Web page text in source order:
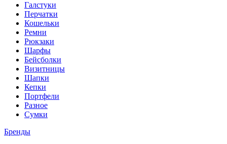
Галстуки
Перчатки
Кошельки
Ремни
Рюкзаки
Шарфы
Бейсболки
Визитницы
Шапки
Кепки
Портфели
Разное
Сумки
Бренды